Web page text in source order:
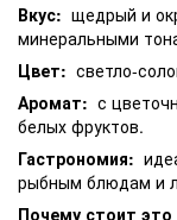
Вкус: щедрый и
минеральными
Цвет: светло-
Аромат: с
белых фруктов.
Гастрономия:
рыбным блюдам и
Почему стоит это